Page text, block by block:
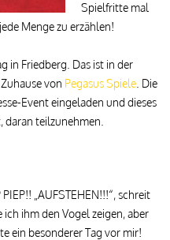
Spielfritte mal
Menge zu erzählen!
in Friedberg. Das ist in der
von Pegasus Spiele . Die
Event eingeladen und dieses
teilzunehmen.
„AUFSTEHEN!!!“, schreit
ihm den Vogel zeigen, aber
ein besonderer Tag vor mir!